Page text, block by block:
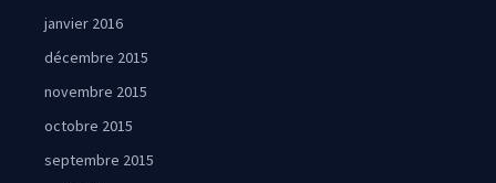
janvier 2016
décembre 2015
novembre 2015
octobre 2015
septembre 2015